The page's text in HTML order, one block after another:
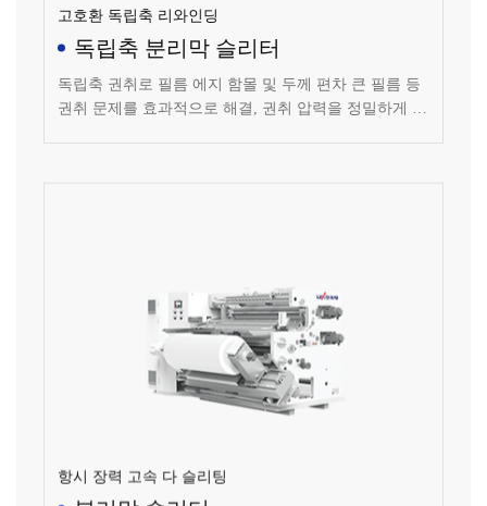
고호환 독립축 리와인딩
독립축 분리막 슬리터
독립축 권취로 필름 에지 함몰 및 두께 편차 큰 필름 등
권취 문제를 효과적으로 해결, 권취 압력을 정밀하게 제
안정, 장력 정밀도: 1N
분리막 슬리터